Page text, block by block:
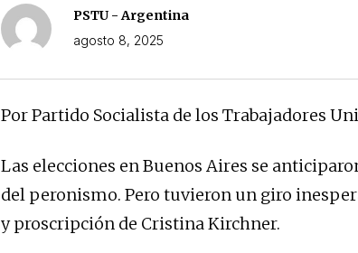
PSTU - Argentina
agosto 8, 2025
Por Partido Socialista de los Trabajadores
Las elecciones en Buenos Aires se
del peronismo. Pero tuvieron un giro
y proscripción de Cristina Kirchner.